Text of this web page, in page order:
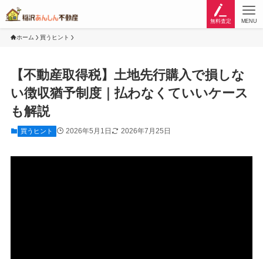
無料査定 MENU
ホーム 買うヒント
【不動産取得税】土地先行購入で損しな
い徴収猶予制度｜払わなくていいケース
も解説
買うヒント 2026年5月1日 2026年7月25日